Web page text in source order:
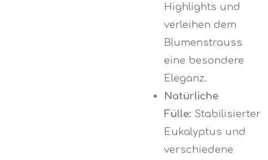
Highlights und
verleihen dem
Blumenstrauss
eine besondere
Eleganz.
Natürliche
Fülle: Stabilisierter
Eukalyptus und
verschiedene